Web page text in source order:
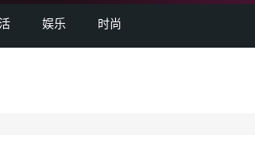
娱乐 时尚